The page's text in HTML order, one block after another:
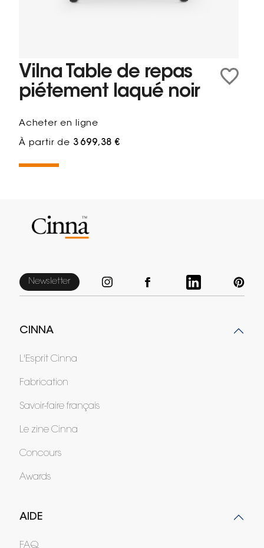
Vilna Table de repas
piétement laqué noir
Acheter en ligne
À partir de 3 699,38 €
Newsletter
CINNA
L'Esprit Cinna
Fabrication
Savoir-faire français
Le zine Cinna
Concours
Awards
AIDE
FAQ